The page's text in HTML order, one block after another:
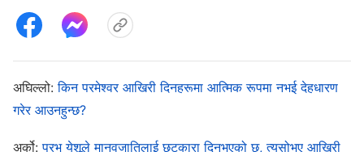
निन्दा गर्ने समेत गर्छन्, जुन कार्यले सत्यतालाई घृणा गर्ने र
परमेश्‍वरको विरोध गर्ने धार्मिक संसारको ख्रीष्ट-विरोधी शक्तिहरूको
कुरूप अनुहारलाई पूर्ण रूपमा खुलासा गर्छ। यदि हामीले दुई हजार
वर्ष पहिलेको समयलाई फर्केर हेर्यौं भने, हामी के देख्छौं भने यहूदी
धर्मका मुख्य पूजाहारीहरू, शास्‍त्रीहरू, र फरिसीहरू प्रभु येशूलाई
मसीहको रूपमा स्वीकार गर्नुभन्दा मर्न तयार थिए। तिनीहरूले प्रभु
अघिल्लो:किन परमेश्‍वर आखिरी दिनहरूमा आत्मिक रूपमा नभई देहधारण
गरेर आउनहुन्छ?
अर्को:प्रभु येशूले मानवजातिलाई छुटकारा दिनुभएको छ, त्यसोभए आखिरी